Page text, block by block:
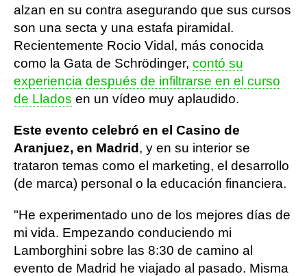
alzan en su contra asegurando que sus cursos
son una secta y una estafa piramidal.
Recientemente Rocio Vidal, más conocida
como la Gata de Schrödinger, contó su
experiencia después de infiltrarse en el curso
de Llados en un vídeo muy aplaudido.
Este evento celebró en el Casino de
Aranjuez, en Madrid , y en su interior se
trataron temas como el marketing, el desarrollo
(de marca) personal o la educación financiera.
"He experimentado uno de los mejores días de
mi vida. Empezando conduciendo mi
Lamborghini sobre las 8:30 de camino al
evento de Madrid he viajado al pasado. Misma